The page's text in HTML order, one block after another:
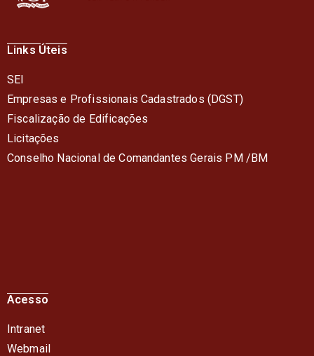
Links Úteis
SEI
Empresas e Profissionais Cadastrados (DGST)
Fiscalização de Edificações
Licitações
Conselho Nacional de Comandantes Gerais PM /BM
Acesso
Intranet
Webmail